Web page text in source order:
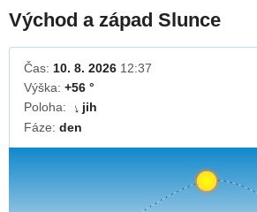
Východ a západ Slunce
Čas: 10. 8. 2026 12:37
Výška: +56 °
Poloha:
↓ jih
Fáze: den